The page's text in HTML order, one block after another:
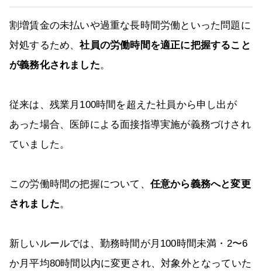
割増賃金の未払いや過重な長時間労働といった問題に
対処するため、社員の労働時間を適正に把握すること
が義務化されました。
従来は、残業月100時間を超えた社員から申し出が
あった場合、医師による面接指導実施が義務づけされ
ていました。
この労働時間の把握について、 任意から義務へと変更
されました。
新しいルールでは、勤務時間が月100時間未満・2〜6
か月平均80時間以内に変更され、対象外となっていた